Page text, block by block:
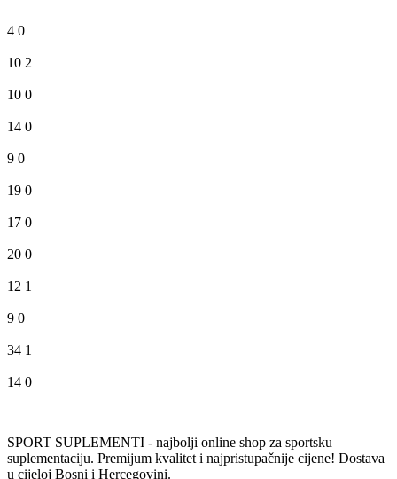
4 0
10 2
10 0
14 0
9 0
19 0
17 0
20 0
12 1
9 0
34 1
14 0
SPORT SUPLEMENTI - najbolji online shop za sportsku
suplementaciju. Premijum kvalitet i najpristupačnije cijene! Dostava
u cijeloj Bosni i Hercegovini.